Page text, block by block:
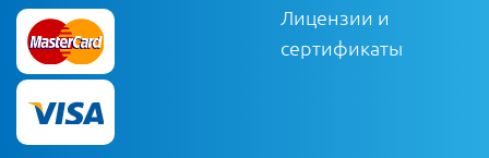
Лицензии и
сертификаты